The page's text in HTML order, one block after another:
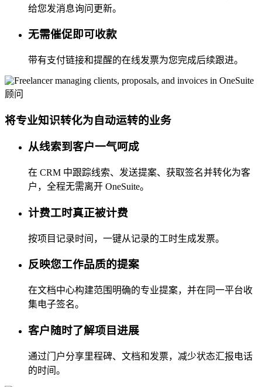
给您发消息询问更新。
无需催促即可收款
带有支付链接和提醒的在线发票为您完成后续跟进。
顾问
将专业知识转化为自动运转的业务
从线索到客户一气呵成
在 CRM 中跟踪线索、发送提案、获取签名并转化为客
户，全程无需离开 OneSuite。
计费工时真正被计费
按项目记录时间，一键从记录的工时生成发票。
反映您工作品质的提案
在文档中心构建范围明确的专业提案，并在同一平台收
集电子签名。
客户随时了解项目进展
通过门户分享里程碑、文档和发票，减少状态汇报电话
的时间。